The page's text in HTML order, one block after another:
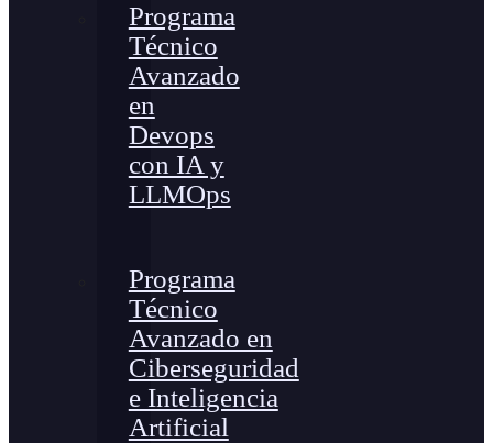
Programa
Técnico
Avanzado
en
Devops
con IA y
LLMOps
Programa
Técnico
Avanzado en
Ciberseguridad
e Inteligencia
Artificial